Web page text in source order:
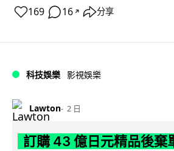
169 16 ↗ 分享
科技娛樂 影視娛樂
Lawton 2 日
訂購 43 億日元精品後棄